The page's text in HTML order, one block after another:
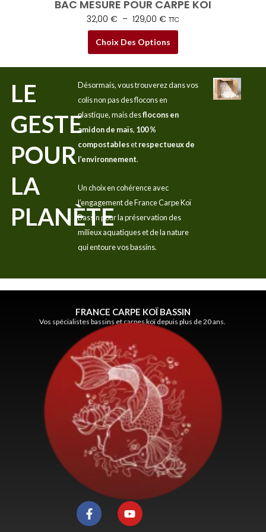
BAC MESURE POUR CARPE KOI
32,00 € – 129,00 € TTC
Choix Des Options
LE
GESTE
POUR
LA
PLANÈTE
Désormais, vous trouverez dans vos
colis non pas des flocons en
plastique, mais desflocons en
amidon de maïs, 100 %
compostablesetrespectueux de
l’environnement.
Un choix en cohérence avec
l’engagement de France Carpe Koï
Bassin pour la préservation des
milieux aquatiques et de la nature
qui entoure vos bassins.
FRANCE CARPE KOÏ BASSIN
Vos spécialistes bassins et carpes koï depuis plus de 20 ans.
F
a
c
Y
o
u